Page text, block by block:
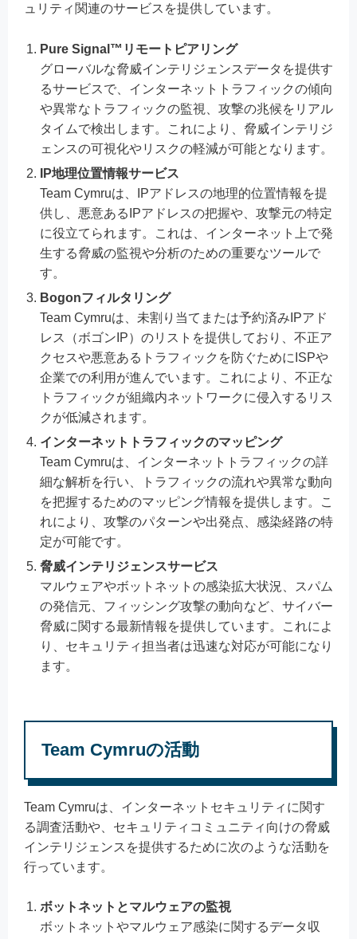
ュリティ関連のサービスを提供しています。
Pure Signal™リモートピアリング
グローバルな脅威インテリジェンスデータを提供す
るサービスで、インターネットトラフィックの傾向
や異常なトラフィックの監視、攻撃の兆候をリアル
タイムで検出します。これにより、脅威インテリジ
ェンスの可視化やリスクの軽減が可能となります。
IP地理位置情報サービス
Team Cymruは、IPアドレスの地理的位置情報を提
供し、悪意あるIPアドレスの把握や、攻撃元の特定
に役立てられます。これは、インターネット上で発
生する脅威の監視や分析のための重要なツールで
す。
Bogonフィルタリング
Team Cymruは、未割り当てまたは予約済みIPアド
レス（ボゴンIP）のリストを提供しており、不正ア
クセスや悪意あるトラフィックを防ぐためにISPや
企業での利用が進んでいます。これにより、不正な
トラフィックが組織内ネットワークに侵入するリス
クが低減されます。
インターネットトラフィックのマッピング
Team Cymruは、インターネットトラフィックの詳
細な解析を行い、トラフィックの流れや異常な動向
を把握するためのマッピング情報を提供します。こ
れにより、攻撃のパターンや出発点、感染経路の特
定が可能です。
脅威インテリジェンスサービス
マルウェアやボットネットの感染拡大状況、スパム
の発信元、フィッシング攻撃の動向など、サイバー
脅威に関する最新情報を提供しています。これによ
り、セキュリティ担当者は迅速な対応が可能になり
ます。
Team Cymruの活動
Team Cymruは、インターネットセキュリティに関す
る調査活動や、セキュリティコミュニティ向けの脅威
インテリジェンスを提供するために次のような活動を
行っています。
ボットネットとマルウェアの監視
ボットネットやマルウェア感染に関するデータ収